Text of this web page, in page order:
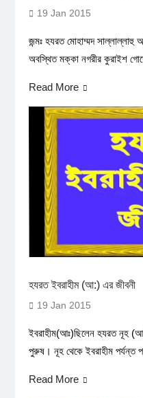
19 Jan 2015
জন্মঃ হযরত মোহাম্মদ সাল্লাল্লাহু
অবস্থিত মক্কা নগরীর কুরাইশ
Read More
হযরত ইবরাহীম (আ:) এর জীবনী
19 Jan 2015
ইবরাহীম(আঃ)ছিলেন হযরত নূহ
পুরুষ। নূহ থেকে ইবরাহীম পর্যন্ত
Read More